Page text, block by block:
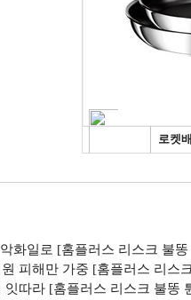
화일로 [홈플러스 리스크 불똥
피해만 가중 [홈플러스 리스
따라 [홈플러스 리스크 불똥